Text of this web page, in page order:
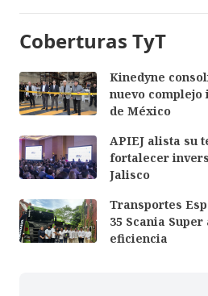
Coberturas TyT
Kinedyne
nuevo
de México
APIEJ alista su
fortalecer
Jalisco
Transportes
35 Scania
eficiencia